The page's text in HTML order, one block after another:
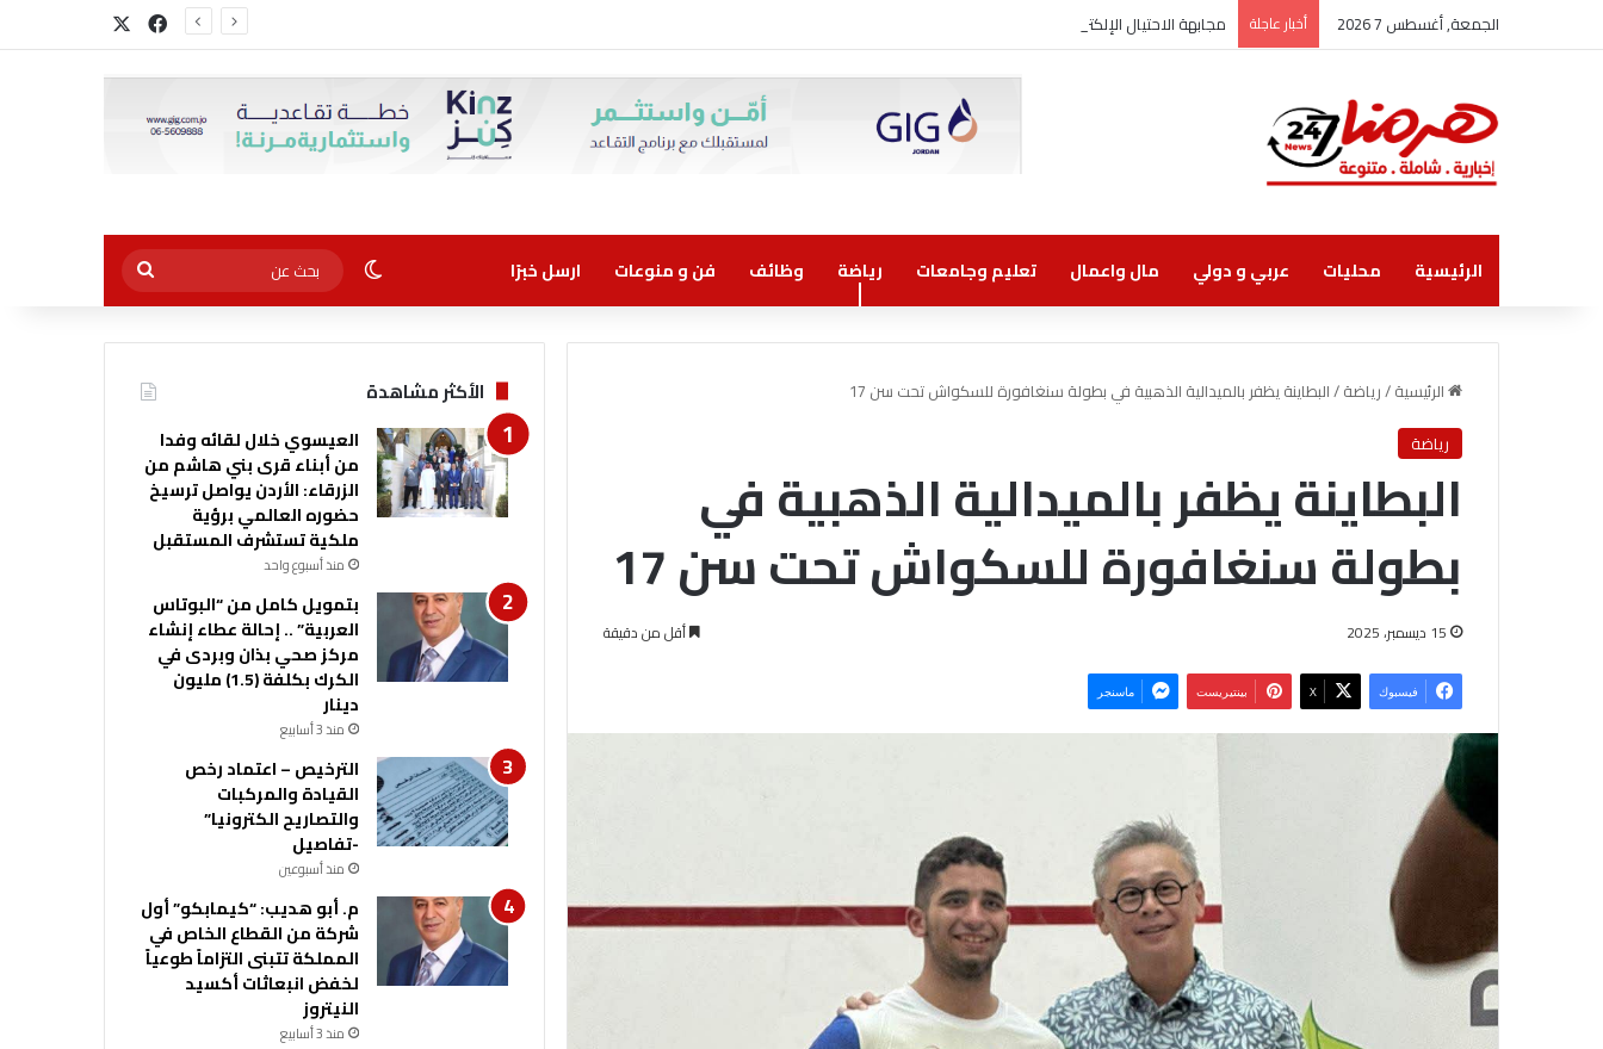
الجمعة, أغسطس 7 2026 أخبار عاجلة مجابهة الاحتيال الإلكتروني مسؤولية مشتركة فيسبوك
الرئيسية محليات عربي و دولي مال واعمال تعليم وجامعات رياضة وظائف فن و منوعات ارسل خبرًا الوضع المظلم
بحث
عن
الرئيسية/رياضة/البطاينة يظفر بالميدالية الذهبية في بطولة سنغافورة للسكواش تحت سن 17
رياضة
البطاينة يظفر بالميدالية الذهبية في
بطولة سنغافورة للسكواش تحت سن 17
15 ديسمبر، 2025 أقل من دقيقة
فيسبوك ‫X بينتيريست ماسنجر
الأكثر مشاهدة
العيسوي خلال لقائه وفدا
من أبناء قرى بني هاشم من
الزرقاء: الأردن يواصل ترسيخ
حضوره العالمي برؤية
ملكية تستشرف المستقبل
منذ أسبوع واحد
بتمويل كامل من “البوتاس
العربية” .. إحالة عطاء إنشاء
مركز صحي بذان وبردى في
الكرك بكلفة (1.5) مليون
دينار
منذ 3 أسابيع
الترخيص – اعتماد رخص
القيادة والمركبات
والتصاريح الكترونيا”
-تفاصيل
منذ أسبوعين
م. أبو هديب: “كيمابكو” أول
شركة من القطاع الخاص في
المملكة تتبنى التزاماً طوعياً
لخفض انبعاثات أكسيد
النيتروز
منذ 3 أسابيع